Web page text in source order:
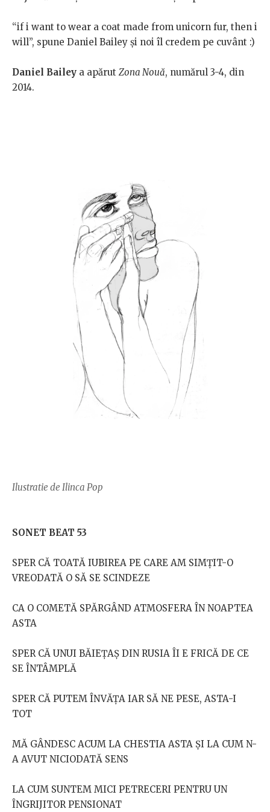
“if i want to wear a coat made from unicorn fur, then i
will”, spune Daniel Bailey și noi îl credem pe cuvânt :)
Daniel Bailey a apărut Zona Nouă, numărul 3-4, din
2014.
Ilustratie de Ilinca Pop
SONET BEAT 53
SPER CĂ TOATĂ IUBIREA PE CARE AM SIMȚIT-O
VREODATĂ O SĂ SE SCINDEZE
CA O COMETĂ SPĂRGÂND ATMOSFERA ÎN NOAPTEA
ASTA
SPER CĂ UNUI BĂIEȚAȘ DIN RUSIA ÎI E FRICĂ DE CE
SE ÎNTÂMPLĂ
SPER CĂ PUTEM ÎNVĂȚA IAR SĂ NE PESE, ASTA-I
TOT
MĂ GÂNDESC ACUM LA CHESTIA ASTA ȘI LA CUM N-
A AVUT NICIODATĂ SENS
LA CUM SUNTEM MICI PETRECERI PENTRU UN
ÎNGRIJITOR PENSIONAT